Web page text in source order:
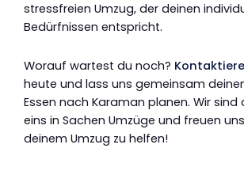
stressfreien Umzug, der deinen
Bedürfnissen entspricht.
Worauf wartest du noch?
heute und lass uns gemeinsam
Essen nach Karaman planen. Wir sind
eins in Sachen Umzüge und freuen
deinem Umzug zu helfen!